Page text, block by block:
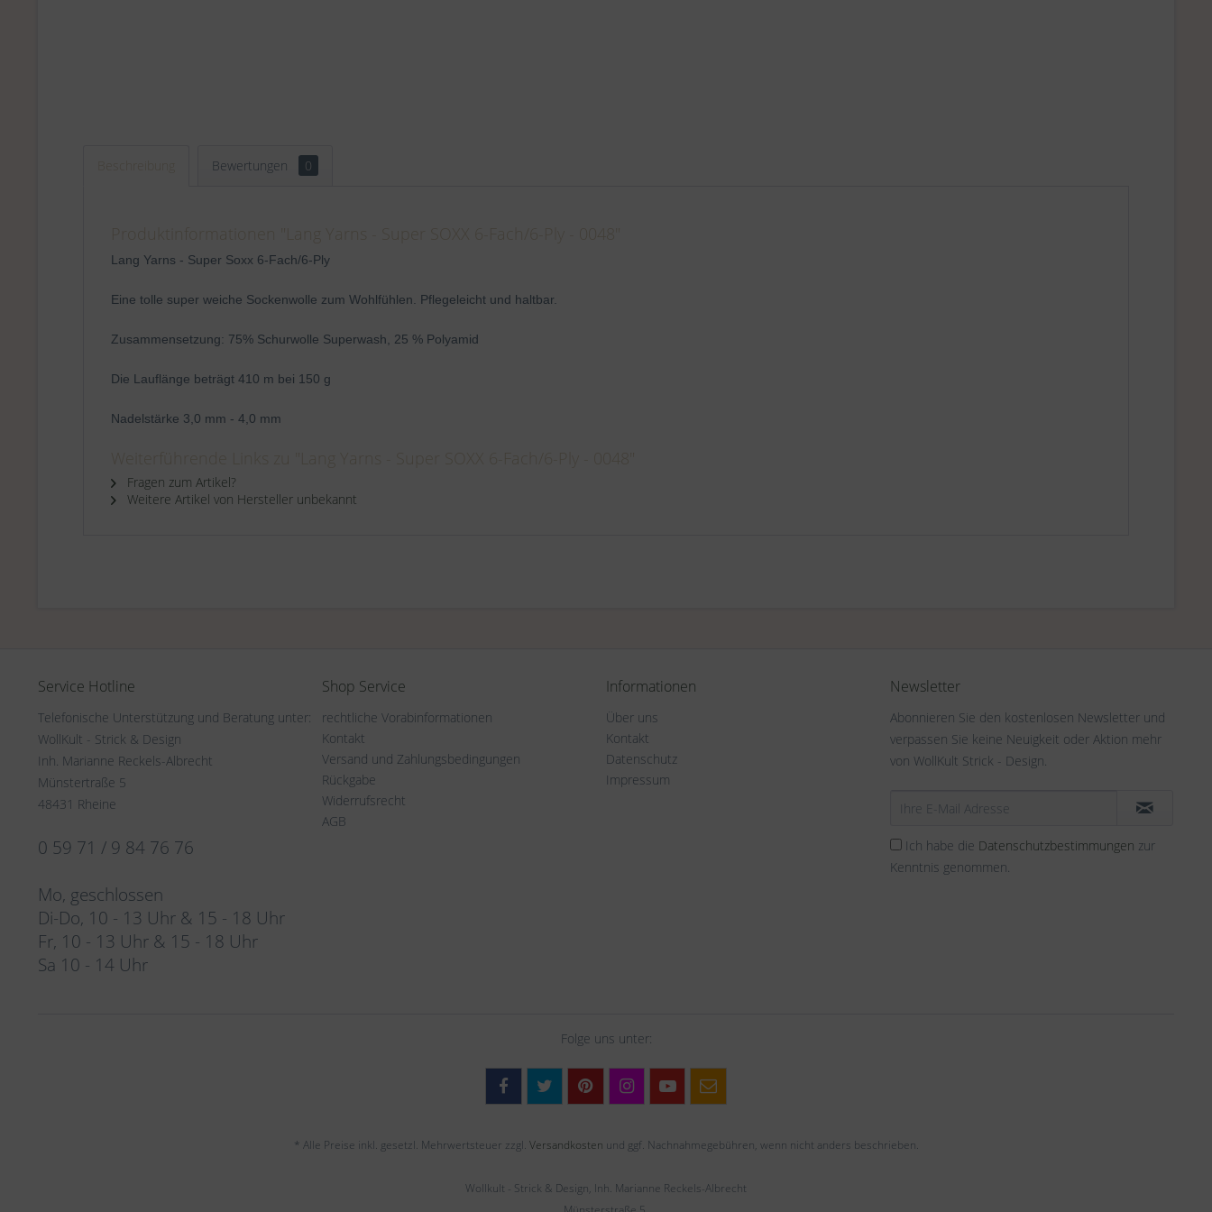
Bewertungen 0
Lang Yarns - Super Soxx 6-Fach/6-Ply
Eine tolle super weiche Sockenwolle zum Wohlfühlen. Pflegeleicht und haltbar.
Zusammensetzung: 75% Schurwolle Superwash, 25 % Polyamid
Die Lauflänge beträgt 410 m bei 150 g
Nadelstärke 3,0 mm - 4,0 mm
Fragen zum Artikel?
Weitere Artikel von Hersteller unbekannt
Service Hotline
Telefonische Unterstützung und Beratung unter:
WollKult - Strick & Design
Inh. Marianne Reckels-Albrecht
Münstertraße 5
48431 Rheine
0 59 71 / 9 84 76 76
Mo, geschlossen
Di-Do, 10 - 13 Uhr & 15 - 18 Uhr
Fr, 10 - 13 Uhr & 15 - 18 Uhr
Sa 10 - 14 Uhr
Shop Service
rechtliche Vorabinformationen
Kontakt
Versand und Zahlungsbedingungen
Rückgabe
Widerrufsrecht
AGB
Informationen
Über uns
Kontakt
Datenschutz
Impressum
Newsletter
Abonnieren Sie den kostenlosen Newsletter und
verpassen Sie keine Neuigkeit oder Aktion mehr
von WollKult Strick - Design.
Ich habe die Datenschutzbestimmungen zur
Kenntnis genommen.
Folge uns unter:
* Alle Preise inkl. gesetzl. Mehrwertsteuer zzgl. Versandkosten und ggf. Nachnahmegebühren, wenn nicht anders beschrieben.
Wollkult - Strick & Design, Inh. Marianne Reckels-Albrecht